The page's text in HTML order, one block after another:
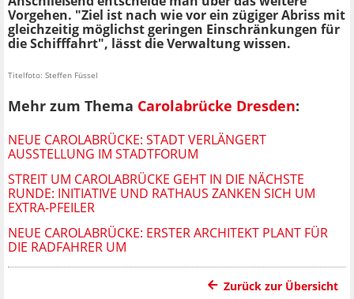
Vorgehen. "Ziel ist nach wie vor ein zügiger Abriss mit
gleichzeitig möglichst geringen Einschränkungen für
die Schifffahrt", lässt die Verwaltung wissen.
Titelfoto: Steffen Füssel
Mehr zum Thema Carolabrücke Dresden:
NEUE CAROLABRÜCKE: STADT VERLÄNGERT
AUSSTELLUNG IM STADTFORUM
STREIT UM CAROLABRÜCKE GEHT IN DIE NÄCHSTE
RUNDE: INITIATIVE UND RATHAUS ZANKEN SICH UM
EXTRA-PFEILER
NEUE CAROLABRÜCKE: ERSTER ARCHITEKT PLANT FÜR
DIE RADFAHRER UM
Zurück zur Übersicht